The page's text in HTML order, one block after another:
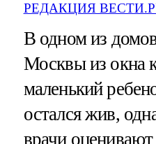
РЕДАКЦИЯ
В одном из
Москвы из окна
маленький
остался жив,
врачи оценивают